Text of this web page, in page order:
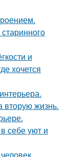
и
хочется
вторую жизнь.
себе уют и